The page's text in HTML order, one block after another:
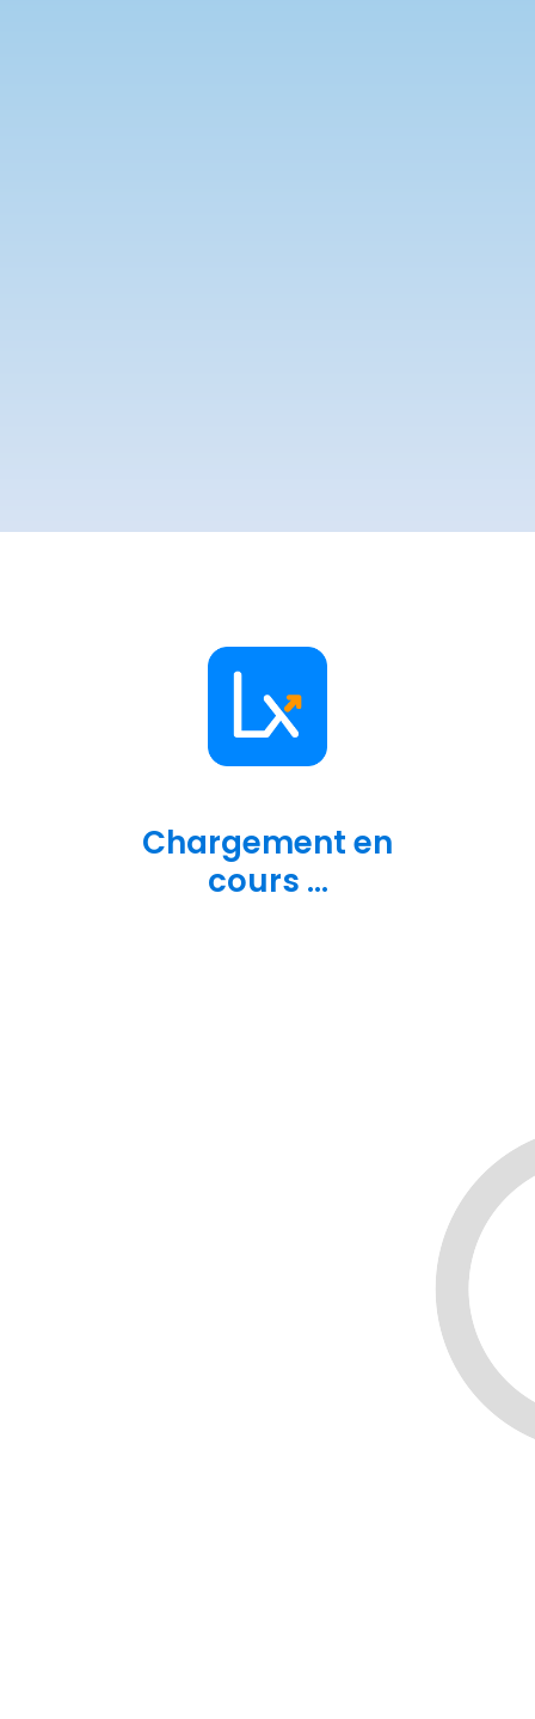
Chargement en
cours ...